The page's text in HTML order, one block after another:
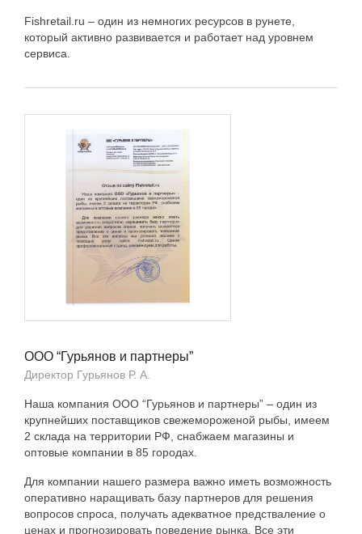
Fishretail.ru – один из немногих ресурсов в рунете,
который активно развивается и работает над уровнем
сервиса.
ООО “Гурьянов и партнеры”
Директор Гурьянов Р. А.
Наша компания ООО “Гурьянов и партнеры” – один из
крупнейших поставщиков свежемороженой рыбы, имеем
2 склада на территории РФ, снабжаем магазины и
оптовые компании в 85 городах.
Для компании нашего размера важно иметь возможность
оперативно наращивать базу партнеров для решения
вопросов спроса, получать адекватное предстваление о
ценах и прогнозировать поведение рынка. Все эти